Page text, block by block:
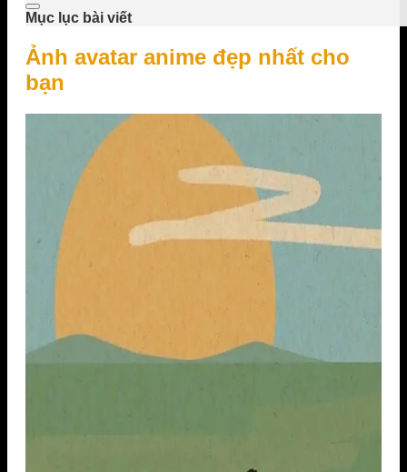
Mục lục bài viết
Ảnh avatar anime đẹp nhất cho
bạn